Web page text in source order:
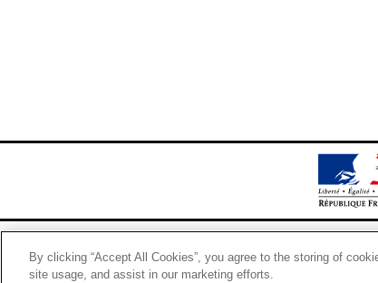
By clicking “Accept All Cookies”, you agree to the storing of
site usage, and assist in our marketing efforts.